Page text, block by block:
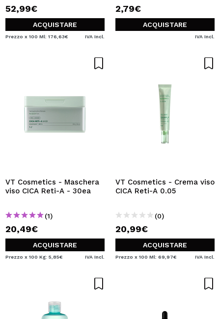
52,99€
ACQUISTARE
Prezzo x 100 Ml: 176,63€ IVA Incl.
2,79€
ACQUISTARE
IVA Incl.
VT Cosmetics - Maschera
viso CICA Reti-A - 30ea
(1)
20,49€
ACQUISTARE
Prezzo x 100 Kg: 5,85€ IVA Incl.
VT Cosmetics - Crema viso
CICA Reti-A 0.05
(0)
20,99€
ACQUISTARE
Prezzo x 100 Ml: 69,97€ IVA Incl.